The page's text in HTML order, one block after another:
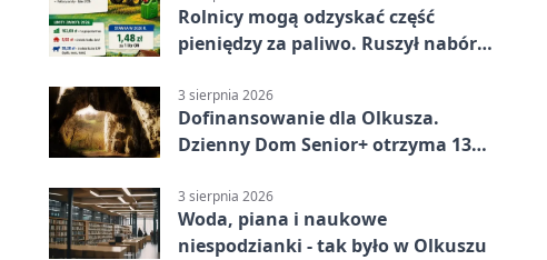
Rolnicy mogą odzyskać część
pieniędzy za paliwo. Ruszył nabór
3 sierpnia 2026
Dofinansowanie dla Olkusza.
Dzienny Dom Senior+ otrzyma 134
3 sierpnia 2026
Woda, piana i naukowe
niespodzianki - tak było w Olkuszu